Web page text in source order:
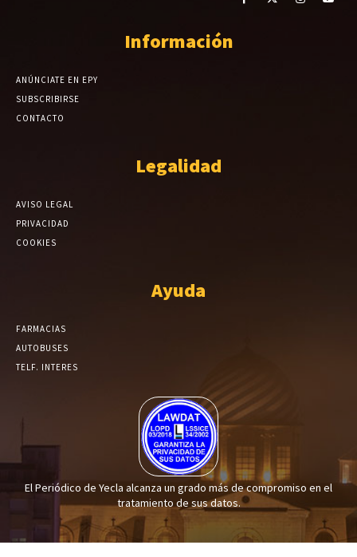
Información
ANÚNCIATE EN EPY
SUBSCRIBIRSE
CONTACTO
Legalidad
AVISO LEGAL
PRIVACIDAD
COOKIES
Ayuda
FARMACIAS
AUTOBUSES
TELF. INTERES
El Periódico de Yecla alcanza un grado más de compromiso en el
tratamiento de sus datos.